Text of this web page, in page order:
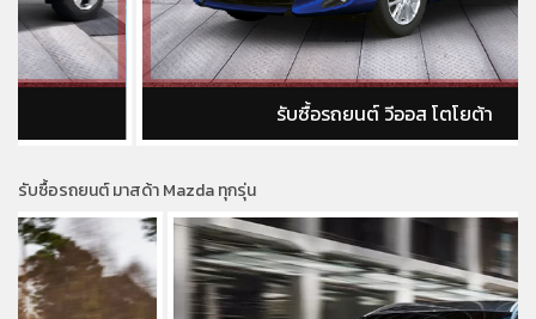
รับซื้อรถยนต์ วีออส โตโยต้า
รับซื้อรถยนต์ มาสด้า Mazda ทุกรุ่น